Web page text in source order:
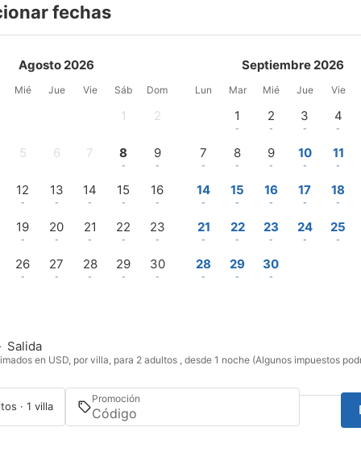
fechas
Agosto 2026
Mié Jue Vie Sáb Dom
1 2
5 6 7 8
-
9
-
12
-
13
-
14
-
15
-
16
-
19
-
20
-
21
-
22
-
23
-
26
-
27
-
28
-
29
-
30
-
Septiembre 2026
Lun Mar Mié Jue Vie
1
-
2
-
3
-
4
-
7
-
8
-
9
-
10
-
11
-
14
-
15
-
16
-
17
-
18
-
21
-
22
-
23
-
24
-
25
-
28
-
29
-
30
-
Salida
en USD, por villa, para 2 adultos , desde 1 noche (Algunos impuestos
· 1 villa
Promoción